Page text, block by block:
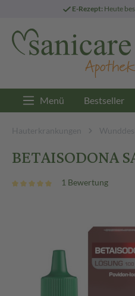
E-Rezept: Heute
Menü Bestseller
Hauterkrankungen
BETAISODONA
1 Bewertung